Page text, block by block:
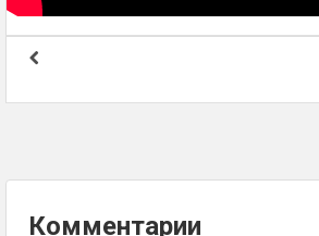
Комментарии